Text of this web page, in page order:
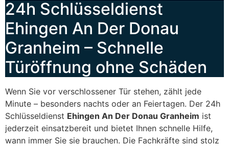
24h Schlüsseldienst
Ehingen An Der Donau
Granheim – Schnelle
Türöffnung ohne Schäden
Wenn Sie vor verschlossener Tür stehen, zählt jede
Minute – besonders nachts oder an Feiertagen. Der 24h
Schlüsseldienst Ehingen An Der Donau Granheim ist
jederzeit einsatzbereit und bietet Ihnen schnelle Hilfe,
wann immer Sie sie brauchen. Die Fachkräfte sind stolz